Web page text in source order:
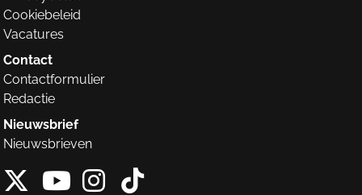
Cookiebeleid
Vacatures
Contact
Contactformulier
Redactie
Nieuwsbrief
Nieuwsbrieven
X van NieuwRechts
Instagram van
Tiktok van